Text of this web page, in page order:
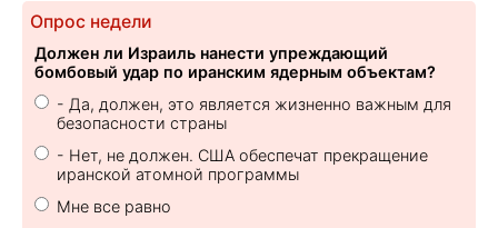
Опрос недели
Должен ли Израиль нанести упреждающий
бомбовый удар по иранским ядерным объектам?
- Да, должен, это является жизненно важным для
безопасности страны
- Нет, не должен. США обеспечат прекращение
иранской атомной программы
Мне все равно